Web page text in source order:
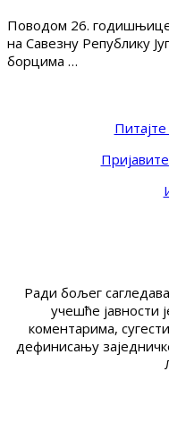
Поводом 26.
на Савезну Републику
борцима …
Ради бољег
учешће јавности
коментарима,
дефинисању